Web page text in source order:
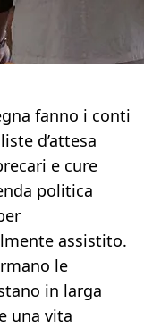
fanno i conti
d’attesa
e cure
politica
assistito.
le
in larga
una vita